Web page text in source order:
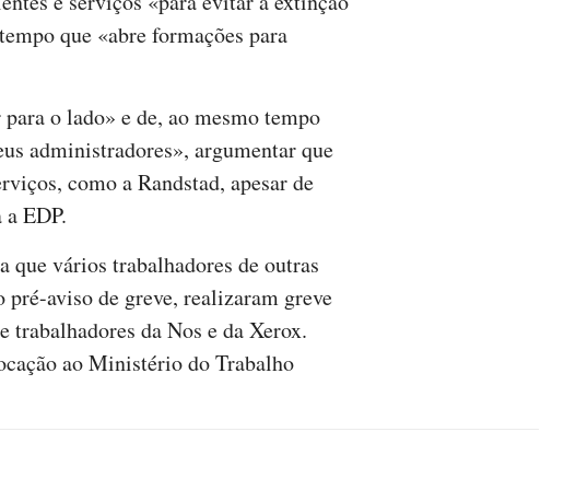
que «abre formações para
o lado» e de, ao mesmo tempo
administradores», argumentar que
como a Randstad, apesar de
EDP.
vários trabalhadores de outras
aviso de greve, realizaram greve
trabalhadores da Nos e da Xerox.
ao Ministério do Trabalho